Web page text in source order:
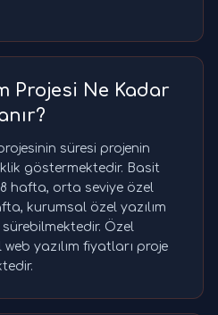
Projesi Ne Kadar
süresi projenin
göstermektedir. Basit
8 hafta, orta seviye özel
kurumsal özel yazılım
Özel
yazılım fiyatları proje